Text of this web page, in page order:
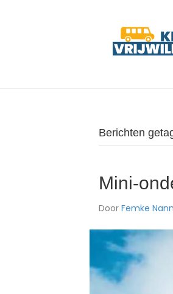
Berichten
Mini-
Door Femke